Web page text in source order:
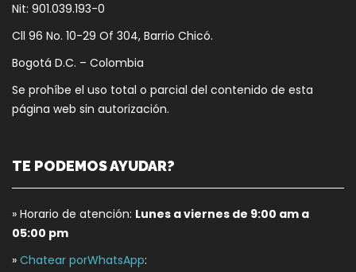
Nit: 901.039.193-0
Cll 96 No. 10-29 Of 304, Barrio Chicó.
Bogotá D.C. – Colombia
Se prohíbe el uso total o parcial del contenido de esta
página web sin autorización.
TE PODEMOS AYUDAR?
» Horario de atención: Lunes a viernes de 9:00 am a
05:00 pm
» Chatear porWhatsApp: